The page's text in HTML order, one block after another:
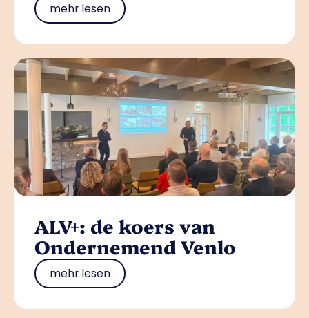
mehr lesen
ALV+: de koers van
Ondernemend Venlo
mehr lesen